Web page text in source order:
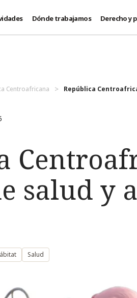
Dónde trabajamos Derecho y
Centroafricana República
salud y
Salud